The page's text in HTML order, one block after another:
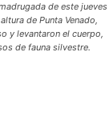
de este jueves
de Punta Venado,
y levantaron el cuerpo,
de fauna silvestre.